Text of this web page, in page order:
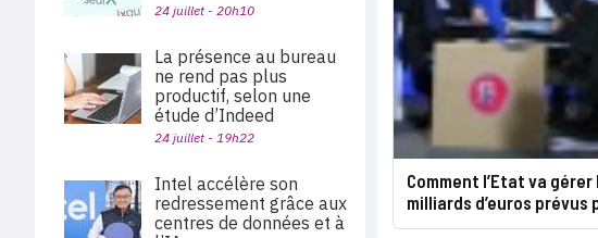
Comment l’Etat va gérer
milliards d’euros prévus
24 juillet - 20h10
La présence au bureau
ne rend pas plus
productif, selon une
étude d’Indeed
24 juillet - 19h22
Intel accélère son
redressement grâce aux
centres de données et à